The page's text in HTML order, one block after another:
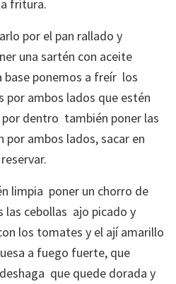
fritura.
por el pan rallado y
una sartén con aceite
base ponemos a freír los
por ambos lados que estén
dentro también poner las
por ambos lados, sacar en
limpia poner un chorro de
las cebollas ajo picado y
los tomates y el ají amarillo
a fuego fuerte, que
que quede dorada y